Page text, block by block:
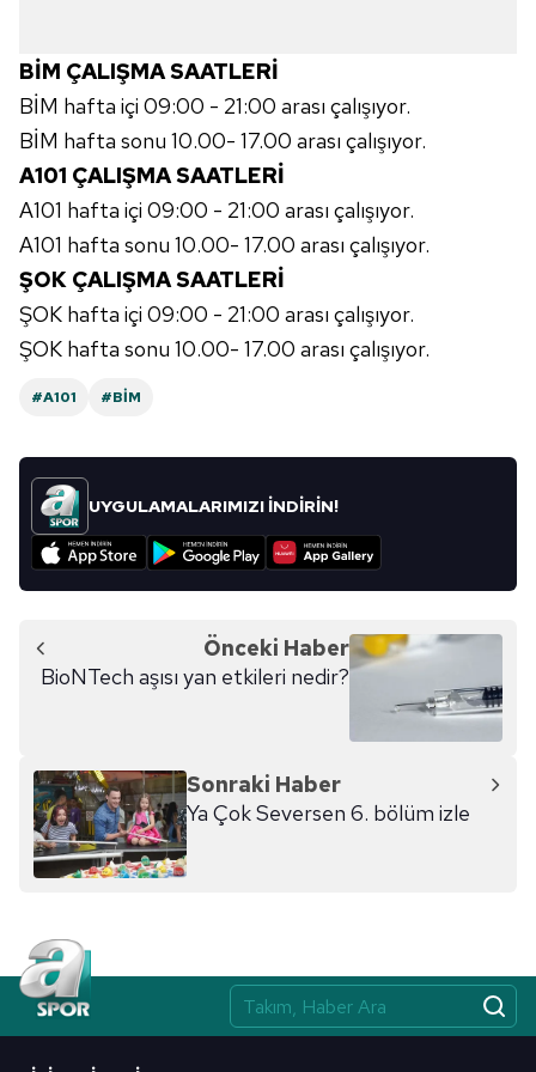
kullanılmaktadır. Diğer çerezler, sitemizin daha işlevsel
kılınması ve kişiselleştirilmesi ve sizlere yönelik
reklam/pazarlama faaliyetlerinin yapılması, amaçlarıyla
sınırlı olarak açık rızanız dahilinde kullanılacaktır.
Çerezlere ilişkin tercihlerinizi aşağıda yer alan panel
vasıtasıyla belirleyebilirsiniz. Çerezlere ilişkin detaylı bilgi
için Ayarlar butonuna tıklayabilir,
Metnimizi
ziyaret edebilirsiniz.
6698 sayılı Kişisel Verilerin Korunması Kanunu uyarınca
hazırlanmış Aydınlatma Metnimizi okumak ve sitemizde
BİM ÇALIŞMA SAATLERİ
BİM hafta içi 09:00 - 21:00 arası çalışıyor.
BİM hafta sonu 10.00- 17.00 arası çalışıyor.
A101 ÇALIŞMA SAATLERİ
A101 hafta içi 09:00 - 21:00 arası çalışıyor.
A101 hafta sonu 10.00- 17.00 arası çalışıyor.
ŞOK ÇALIŞMA SAATLERİ
ŞOK hafta içi 09:00 - 21:00 arası çalışıyor.
ŞOK hafta sonu 10.00- 17.00 arası çalışıyor.
#A101 #BİM
UYGULAMALARIMIZI İNDİRİN!
Önceki Haber
BioNTech aşısı yan etkileri nedir?
Sonraki Haber
Ya Çok Seversen 6. bölüm izle